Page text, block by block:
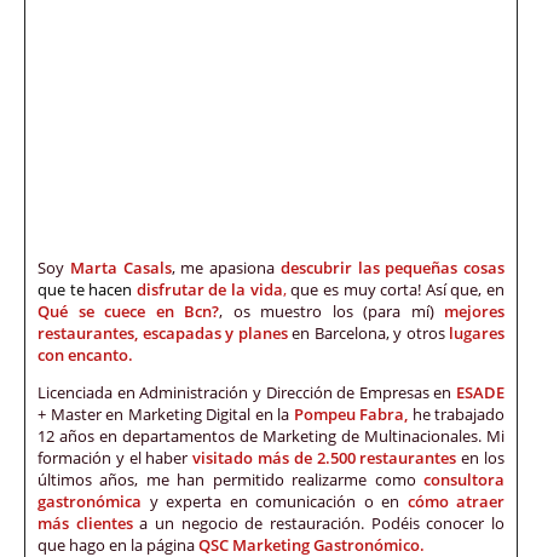
Soy Marta Casals, me apasiona descubrir las pequeñas cosas
que te hacen disfrutar de la vida,que es muy corta! Así que, en
Qué se cuece en Bcn?, os muestro los (para mí) mejores
restaurantes, escapadas y planesen Barcelona, y otros lugares
con encanto.
Licenciada en Administración y Dirección de Empresas en ESADE
+ Master en Marketing Digital en la Pompeu Fabra, he trabajado
12 años en departamentos de Marketing de Multinacionales. Mi
formación y el habervisitado más de 2.500 restaurantes en los
últimos años, me han permitido realizarme como consultora
gastronómica y experta en comunicación o en cómo atraer
más clientes a un negocio de restauración. Podéis conocer lo
que hago en la páginaQSC Marketing Gastronómico.